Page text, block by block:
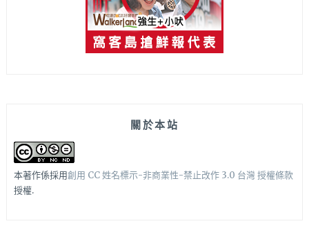
關於本站
本著作係採用創用 CC 姓名標示-非商業性-禁止改作 3.0 台灣 授權條款
授權.